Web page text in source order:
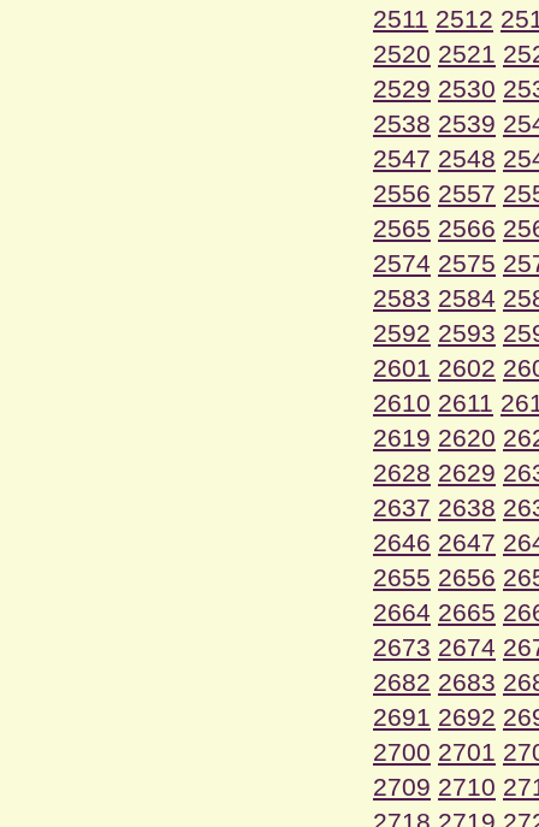
2511 2512
2520 2521
2529 2530
2538 2539
2547 2548
2556 2557
2565 2566
2574 2575
2583 2584
2592 2593
2601 2602
2610 2611
2619 2620
2628 2629
2637 2638
2646 2647
2655 2656
2664 2665
2673 2674
2682 2683
2691 2692
2700 2701
2709 2710